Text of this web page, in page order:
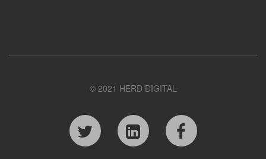
© 2021 HERD DIGITAL